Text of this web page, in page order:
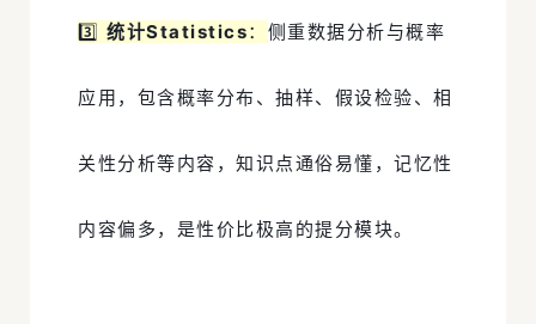
3️⃣ 统计Statistics： 侧重数据分析与概率
应用，包含概率分布、抽样、假设检验、相
关性分析等内容，知识点通俗易懂，记忆性
内容偏多，是性价比极高的提分模块。